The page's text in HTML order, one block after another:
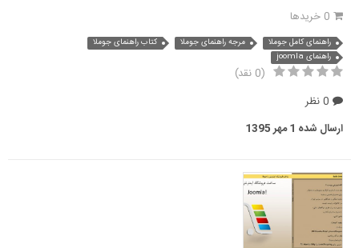
راهنمای کامل جوملا مرجه راهنمای جوملا
کتاب راهنمای جوملا
راهنمای joomla
(0 نقد)
ارسال شده 1 مهر 1395